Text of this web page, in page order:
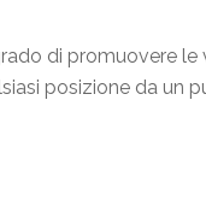
di promuovere
posizione da un